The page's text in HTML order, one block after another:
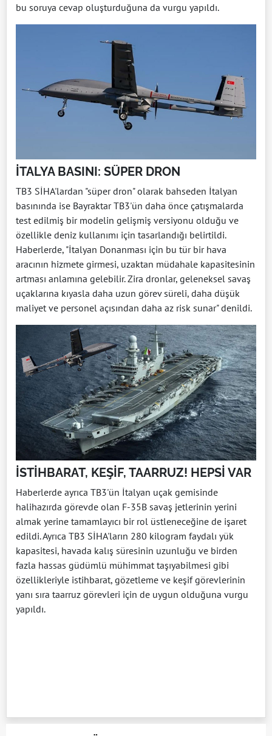
bu soruya cevap oluşturduğuna da vurgu yapıldı.
İTALYA BASINI: SÜPER DRON
TB3 SİHA'lardan "süper dron" olarak bahseden İtalyan
basınında ise Bayraktar TB3'ün daha önce çatışmalarda
test edilmiş bir modelin gelişmiş versiyonu olduğu ve
özellikle deniz kullanımı için tasarlandığı belirtildi.
Haberlerde, "İtalyan Donanması için bu tür bir hava
aracının hizmete girmesi, uzaktan müdahale kapasitesinin
artması anlamına gelebilir. Zira dronlar, geleneksel savaş
uçaklarına kıyasla daha uzun görev süreli, daha düşük
maliyet ve personel açısından daha az risk sunar" denildi.
İSTİHBARAT, KEŞİF, TAARRUZ! HEPSİ VAR
Haberlerde ayrıca TB3'ün İtalyan uçak gemisinde
halihazırda görevde olan F-35B savaş jetlerinin yerini
almak yerine tamamlayıcı bir rol üstleneceğine de işaret
edildi. Ayrıca TB3 SİHA'ların 280 kilogram faydalı yük
kapasitesi, havada kalış süresinin uzunluğu ve birden
fazla hassas güdümlü mühimmat taşıyabilmesi gibi
özellikleriyle istihbarat, gözetleme ve keşif görevlerinin
yanı sıra taarruz görevleri için de uygun olduğuna vurgu
yapıldı.